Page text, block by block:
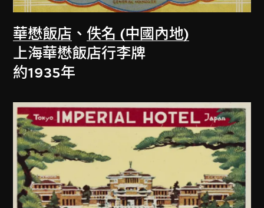
華懋飯店 、佚名 (中國內地)
上海華懋飯店行李牌
約1935年